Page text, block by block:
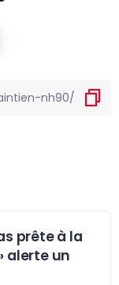
prête à la
alerte un